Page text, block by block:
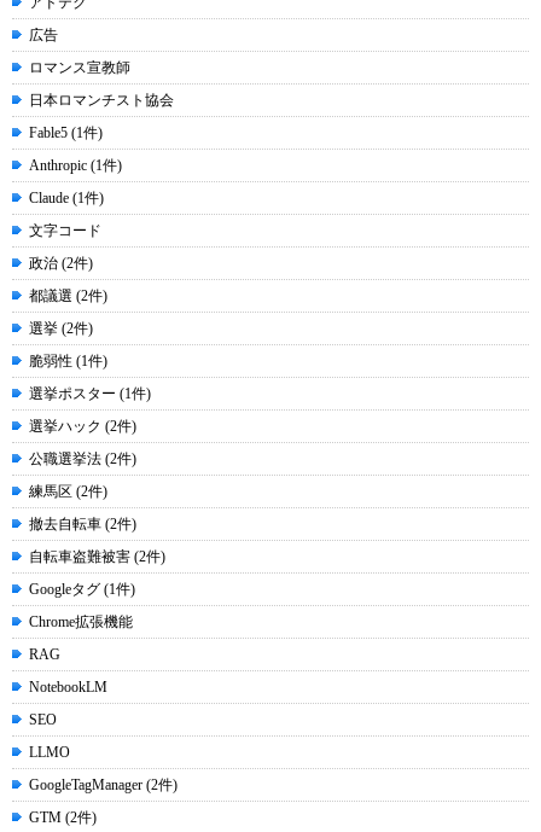
広告
ロマンス宣教師
日本ロマンチスト協会
Fable5 (1件)
Anthropic (1件)
Claude (1件)
文字コード
政治 (2件)
都議選 (2件)
選挙 (2件)
脆弱性 (1件)
選挙ポスター (1件)
選挙ハック (2件)
公職選挙法 (2件)
練馬区 (2件)
撤去自転車 (2件)
自転車盗難被害 (2件)
Googleタグ (1件)
Chrome拡張機能
RAG
NotebookLM
SEO
LLMO
GoogleTagManager (2件)
GTM (2件)